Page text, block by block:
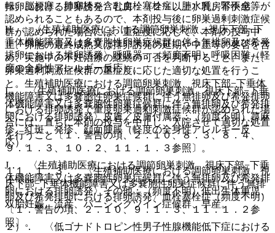
排卵における排卵誘発〉乳房：（２％以上）乳房不快感。
H． 〈生殖補助医療における調節卵巣刺激、視床下部−下
垂体機能障害又は多嚢胞性卵巣症候群に伴う無排卵及び希発
排卵における排卵誘発〉呼吸器：（頻度不明）呼吸困難（軽
度の全身性アレルギー反応）。
I． 〈生殖補助医療における調節卵巣刺激、視床下部−下垂
体機能障害又は多嚢胞性卵巣症候群に伴う無排卵及び希発排
卵における排卵誘発〉皮膚／皮膚付属器：（頻度不明）蕁麻
疹、紅斑、発疹、顔面腫脹（軽度の全身性アレルギー反
応）。
J． 〈生殖補助医療における調節卵巣刺激、視床下部−下垂
体機能障害又は多嚢胞性卵巣症候群に伴う無排卵及び希発排
卵における排卵誘発〉その他：（頻度不明）低出生体重児、
双胎妊娠、流産、バニシングツイン症候群、早産。
２）． 〈低ゴナドトロピン性男子性腺機能低下症における
転、脳梗塞、肺塞栓を含む血栓塞栓症、肺水腫、腎不全等が
認められることもあるので、本剤投与後に卵巣過剰刺激症候
群が認められた場合には、重症度に応じて、本剤の投与中
止、卵胞の最終成熟又は排卵誘発の延期や中止等の要否を含
め、実施中の不妊治療の継続の可否を判断すること。また、
卵巣過剰刺激症候群の重症度に応じた適切な処置を行うこ
と。生殖補助医療における調節卵巣刺激、視床下部−下垂体
機能障害又は多嚢胞性卵巣症候群に伴う無排卵及び希発排卵
における排卵誘発で重度卵巣過剰刺激症候群が認められた場
合には、直ちに本剤の投与を中止し、入院させて適切な処置
を行うこと〔１．警告の項、２．１０、８．３、８．４、
９．１．３、１０．２、１１．１．３参照〕。
１１．１．３． 〈生殖補助医療における調節卵巣刺激、視
床下部−下垂体機能障害又は多嚢胞性卵巣症候群に伴う無排
卵及び希発排卵における排卵誘発〉血栓塞栓症（頻度不明）
〔１．警告の項、２．１０、９．１．３、１１．１．２参
照〕。